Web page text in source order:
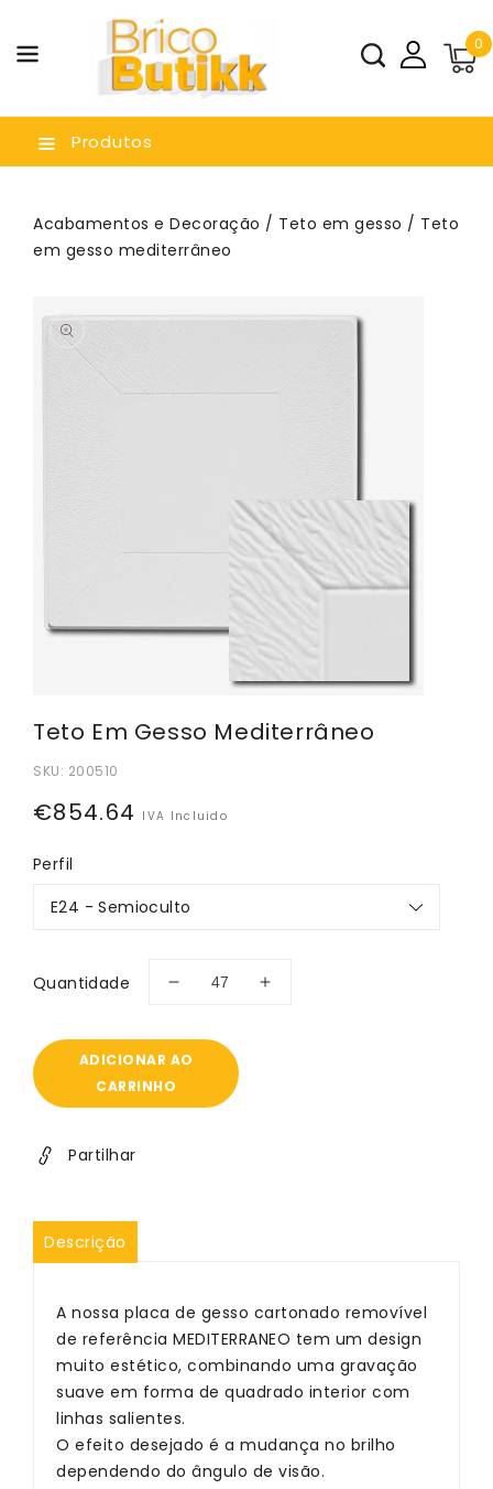
0
Produtos
Acabamentos e Decoração / Teto em gesso / Teto
em gesso mediterrâneo
Teto Em Gesso Mediterrâneo
SKU: 200510
Preço
€854.64 IVA Incluido
Perfil
Quantidade
Diminuir
quantidade
de
Teto
em
Aumentar
ADICIONAR AO
CARRINHO
Partilhar
Descrição
A nossa placa de gesso cartonado removível
de referência MEDITERRANEO tem um design
muito estético, combinando uma gravação
suave em forma de quadrado interior com
linhas salientes.
O efeito desejado é a mudança no brilho
dependendo do ângulo de visão.